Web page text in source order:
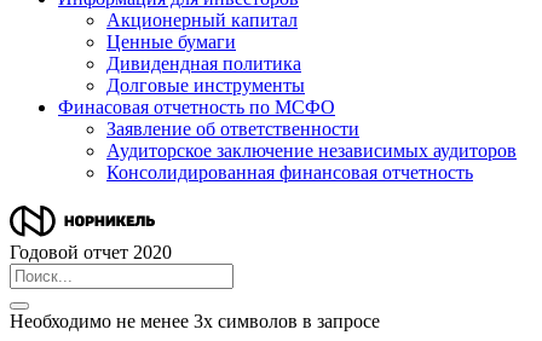
Акционерный капитал
Ценные бумаги
Дивидендная политика
Долговые инструменты
Финасовая отчетность по МСФО
Заявление об ответственности
Аудиторское заключение независимых аудиторов
Консолидированная финансовая отчетность
Годовой отчет 2020
Необходимо не менее 3х символов в запросе